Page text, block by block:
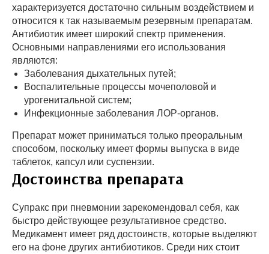
характеризуется достаточно сильным воздействием и
относится к так называемым резервным препаратам.
Антибиотик имеет широкий спектр применения.
Основными направлениями его использования
являются:
Заболевания дыхательных путей;
Воспалительные процессы мочеполовой и
урогенитальной систем;
Инфекционные заболевания ЛОР-органов.
Препарат может приниматься только преоральным
способом, поскольку имеет формы выпуска в виде
таблеток, капсул или суспензии.
Достоинства препарата
Супракс при пневмонии зарекомендовал себя, как
быстро действующее результативное средство.
Медикамент имеет ряд достоинств, которые выделяют
его на фоне других антибиотиков. Среди них стоит